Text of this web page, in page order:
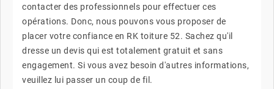
contacter des professionnels pour effectuer ces
opérations. Donc, nous pouvons vous proposer de
placer votre confiance en RK toiture 52. Sachez qu'il
dresse un devis qui est totalement gratuit et sans
engagement. Si vous avez besoin d'autres informations,
veuillez lui passer un coup de fil.